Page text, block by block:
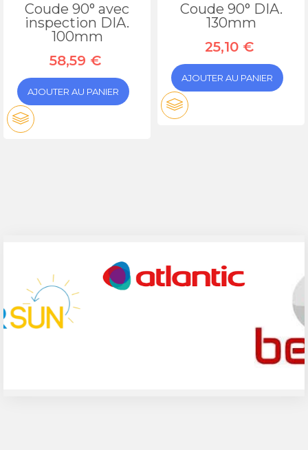
Coude 90° avec
inspection DIA.
100mm
58,59 €
AJOUTER AU PANIER
Coude 90° DIA.
130mm
25,10 €
AJOUTER AU PANIER